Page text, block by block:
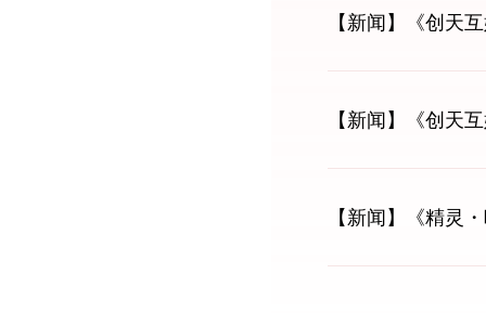
【新闻】 《创天
【新闻】 《创天
【新闻】 《精灵